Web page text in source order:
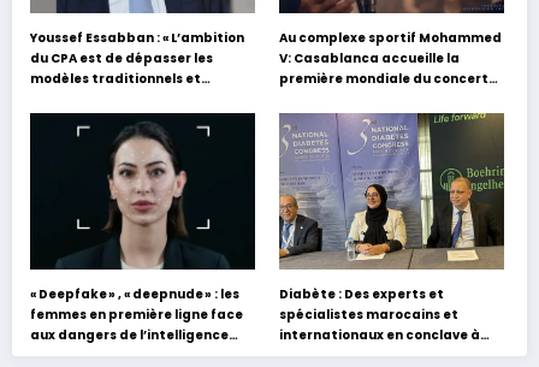
Youssef Essabban : « L’ambition
du CPA est de dépasser les
modèles traditionnels et
s’appuyant sur le partage des
expériences »
Au complexe sportif Mohammed
V: Casablanca accueille la
première mondiale du concert
Hafez
« Deepfake » , « deepnude » : les
femmes en première ligne face
aux dangers de l’intelligence
artificielle
Diabète : Des experts et
spécialistes marocains et
internationaux en conclave à
Tanger